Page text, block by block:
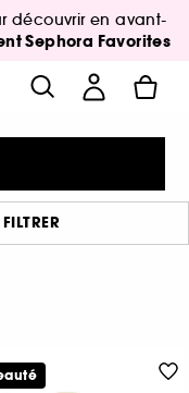
découvrir en avant-
Sephora Favorites
FILTRER